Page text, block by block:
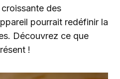
des
pourrait redéfinir la
Découvrez ce que
!